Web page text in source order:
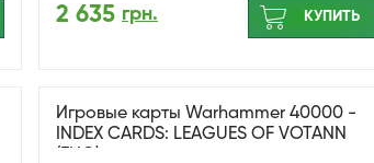
2 635 грн. КУПИТЬ
Игровые карты Warhammer 40000 -
INDEX CARDS: LEAGUES OF VOTANN